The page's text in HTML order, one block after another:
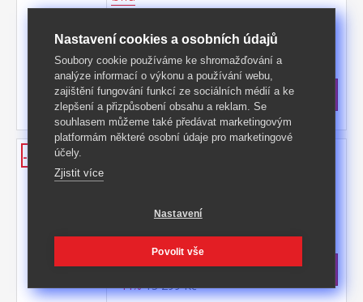
dveře, prostor dělený na poloviny polovina
šatní skříň s šatní tyčí, v druhé polovině 3
variabilní police doporučený nástavec
5123B
Skladem>5 ks
5 999 Kčs DPH
-39% 9 990 Kč **
-44%
poměru 2:1, posuvné dveře širší část šatní
tyč, užší část 3 variabilní police doporučený
nástavec 3223B
Skladem>5 ks
7 399 Kčs DPH
-44% 13 299 Kč **
Nastavení cookies a osobních údajů
Soubory cookie používáme ke shromažďování a
analýze informací o výkonu a používání webu,
zajištění fungování funkcí ze sociálních médií a ke
zlepšení a přizpůsobení obsahu a reklam. Se
souhlasem můžeme také předávat marketingovým
platformám některé osobní údaje pro marketingové
účely.
Zjistit více
Nastavení
Povolit vše